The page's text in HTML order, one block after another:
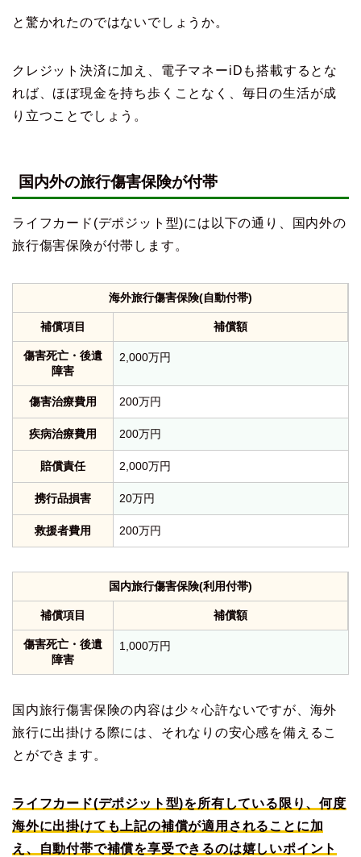
と驚かれたのではないでしょうか。
クレジット決済に加え、電子マネーiDも搭載するとな
れば、ほぼ現金を持ち歩くことなく、毎日の生活が成
り立つことでしょう。
国内外の旅行傷害保険が付帯
ライフカード(デポジット型)には以下の通り、国内外の
旅行傷害保険が付帯します。
海外旅行傷害保険(自動付帯)
補償項目 補償額
傷害死亡・後遺
障害
2,000万円
傷害治療費用 200万円
疾病治療費用 200万円
賠償責任 2,000万円
携行品損害 20万円
救援者費用 200万円
国内旅行傷害保険(利用付帯)
補償項目 補償額
傷害死亡・後遺
障害
1,000万円
国内旅行傷害保険の内容は少々心許ないですが、海外
旅行に出掛ける際には、それなりの安心感を備えるこ
とができます。
ライフカード(デポジット型)を所有している限り、何度
海外に出掛けても上記の補償が適用されることに加
え、自動付帯で補償を享受できるのは嬉しいポイント